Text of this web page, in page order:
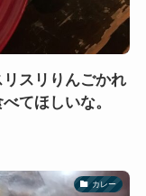
リスリりんごかれ
てほしいな。
カレー